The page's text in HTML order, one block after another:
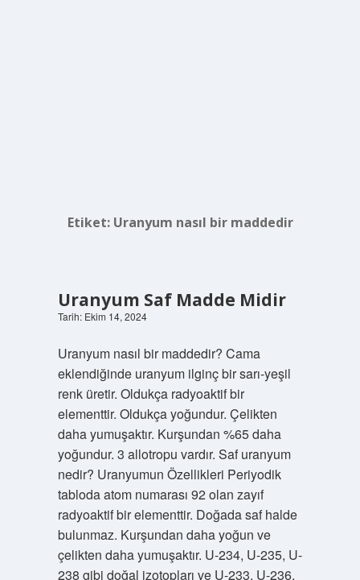
Etiket: Uranyum nasıl bir maddedir
Uranyum Saf Madde Midir
Tarih: Ekim 14, 2024
Uranyum nasıl bir maddedir? Cama
eklendiğinde uranyum ilginç bir sarı-yeşil
renk üretir. Oldukça radyoaktif bir
elementtir. Oldukça yoğundur. Çelikten
daha yumuşaktır. Kurşundan %65 daha
yoğundur. 3 allotropu vardır. Saf uranyum
nedir? Uranyumun Özellikleri Periyodik
tabloda atom numarası 92 olan zayıf
radyoaktif bir elementtir. Doğada saf halde
bulunmaz. Kurşundan daha yoğun ve
çelikten daha yumuşaktır. U-234, U-235, U-
238 gibi doğal izotopları ve U-233, U-236,